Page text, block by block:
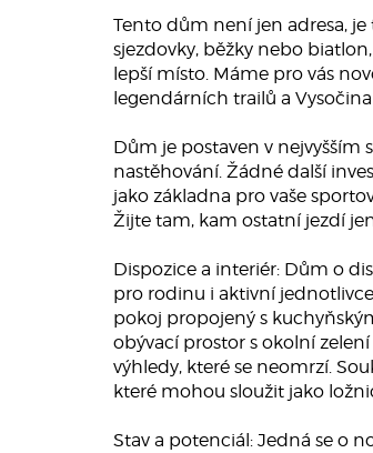
Tento dům není jen adresa,
sjezdovky, běžky nebo
lepší místo. Máme pro vás
legendárních trailů a
Dům je postaven v
nastěhování. Žádné další
jako základna pro vaše
Žijte tam, kam ostatní jezdí
Dispozice a interiér: Dům o
pro rodinu i aktivní
pokoj propojený s
obývací prostor s okolní
výhledy, které se neomrzí.
které mohou sloužit jako
Stav a potenciál: Jedná se o